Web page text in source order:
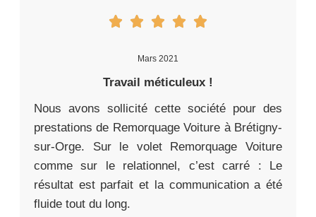
Mars 2021
Travail méticuleux !
Nous avons sollicité cette société pour des
prestations de Remorquage Voiture à Brétigny-
sur-Orge. Sur le volet Remorquage Voiture
comme sur le relationnel, c’est carré : Le
résultat est parfait et la communication a été
fluide tout du long.